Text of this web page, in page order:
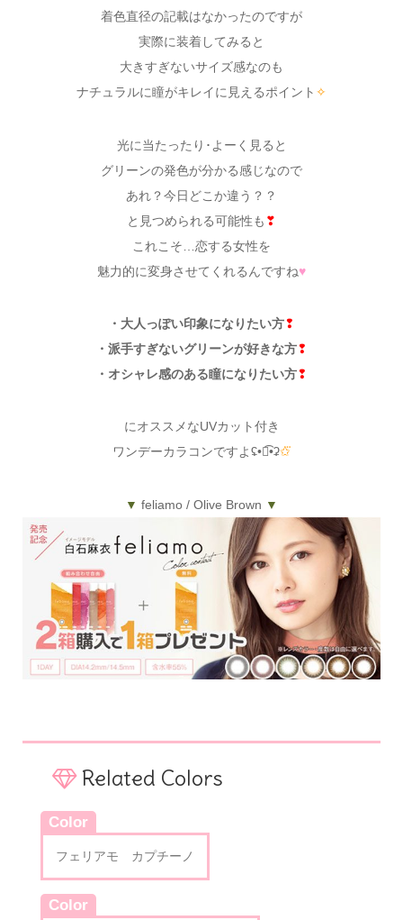
着色直径の記載はなかったのですが
実際に装着してみると
大きすぎないサイズ感なのも
ナチュラルに瞳がキレイに見えるポイント ✧
光に当たったり･よーく見ると
グリーンの発色が分かる感じなので
あれ？今日どこか違う？？
と見つめられる可能性も ❣
これこそ…恋する女性を
魅力的に変身させてくれるんですね♥
・大人っぽい印象になりたい方❢
・派手すぎないグリーンが好きな方❢
・オシャレ感のある瞳になりたい方❢
にオススメなUVカット付き
ワンデーカラコンですよʢ•ꇵ͡•ʡ✩⃛
▼ feliamo / Olive Brown ▼
Related Colors
Color
フェリアモ カプチーノ
Color